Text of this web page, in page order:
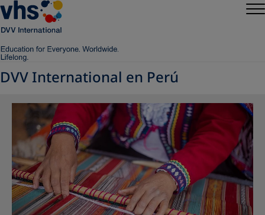
DVV International en Perú